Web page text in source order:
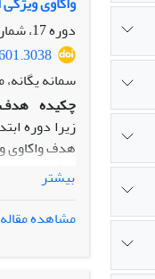
نتیجه‌‏گیری:
بر این
تعاملی در
دوره 17، شماره 62، پاییز 1402، صفحه
سمانه
چکیده
زیرا دوره
هدف واکاوی
روش:
معلم اشباع
‏پذیری،
بیشتر
مشاهده مقاله